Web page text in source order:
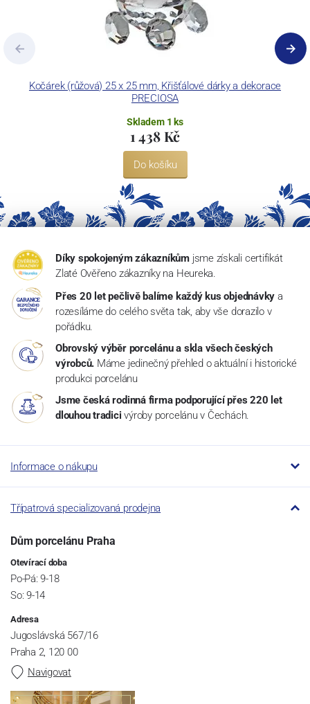
Kočárek (růžová) 25 x 25 mm, Křišťálové dárky a dekorace
PRECIOSA
Skladem 1 ks
1 438 Kč
Do košíku
Díky spokojeným zákazníkům jsme získali certifikát
Zlaté Ověřeno zákazníky na Heureka.
Přes 20 let pečlivě balíme každý kus objednávky a
rozesíláme do celého světa tak, aby vše dorazilo v
pořádku.
Obrovský výběr porcelánu a skla všech českých
výrobců. Máme jedinečný přehled o aktuální i historické
produkci porcelánu
Jsme česká rodinná firma podporující přes 220 let
dlouhou tradici výroby porcelánu v Čechách.
Informace o nákupu
Třípatrová specializovaná prodejna
Dům porcelánu Praha
Otevírací doba
Po-Pá: 9-18
So: 9-14
Adresa
Jugoslávská 567/16
Praha 2, 120 00
Navigovat